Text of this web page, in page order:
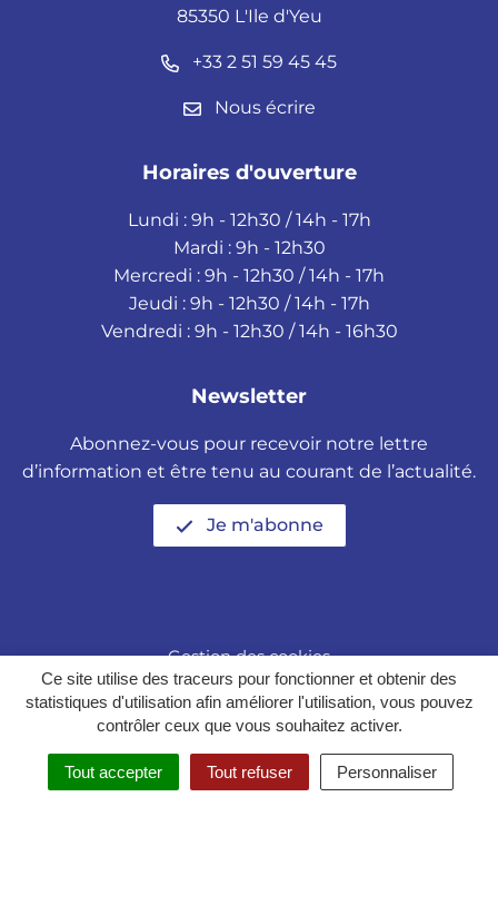
Ce site utilise des traceurs pour fonctionner et obtenir des
statistiques d'utilisation afin améliorer l'utilisation, vous pouvez
contrôler ceux que vous souhaitez activer.
Tout accepter Tout refuser Personnaliser
85350 L'Ile d'Yeu
+33 2 51 59 45 45
Nous écrire
Horaires d'ouverture
Lundi : 9h - 12h30 / 14h - 17h
Mardi : 9h - 12h30
Mercredi : 9h - 12h30 / 14h - 17h
Jeudi : 9h - 12h30 / 14h - 17h
Vendredi : 9h - 12h30 / 14h - 16h30
Newsletter
Abonnez-vous pour recevoir notre lettre
d’information et être tenu au courant de l’actualité.
Je m'abonne
Gestion des cookies
Politique de confidentialité
Mentions légales
Plan du site